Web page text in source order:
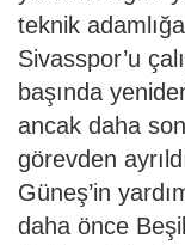
teknik
Sivasspor’u
başında
ancak daha
görevden
Güneş’in
daha önce